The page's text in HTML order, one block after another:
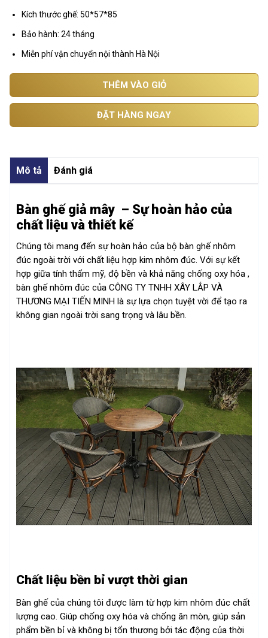
Kích thước ghế: 50*57*85
Bảo hành: 24 tháng
Miễn phí vận chuyển nội thành Hà Nội
THÊM VÀO GIỎ
ĐẶT HÀNG NGAY
Mô tả Đánh giá
Bàn ghế giả mây – Sự hoàn hảo của
chất liệu và thiết kế
Chúng tôi mang đến sự hoàn hảo của bộ bàn ghế nhôm
đúc ngoài trời với chất liệu hợp kim nhôm đúc. Với sự kết
hợp giữa tính thẩm mỹ, độ bền và khả năng chống oxy hóa ,
bàn ghế nhôm đúc của CÔNG TY TNHH XÂY LẮP VÀ
THƯƠNG MẠI TIẾN MINH là sự lựa chọn tuyệt vời để tạo ra
không gian ngoài trời sang trọng và lâu bền.
Chất liệu bền bỉ vượt thời gian
Bàn ghế của chúng tôi được làm từ hợp kim nhôm đúc chất
lượng cao. Giúp chống oxy hóa và chống ăn mòn, giúp sản
phẩm bền bỉ và không bị tổn thương bởi tác động của thời